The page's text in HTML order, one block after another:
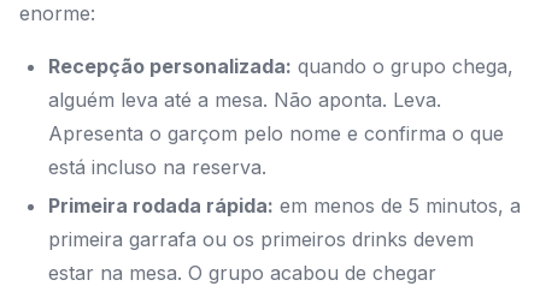
enorme:
Recepção personalizada: quando o grupo chega,
alguém leva até a mesa. Não aponta. Leva.
Apresenta o garçom pelo nome e confirma o que
está incluso na reserva.
Primeira rodada rápida: em menos de 5 minutos, a
primeira garrafa ou os primeiros drinks devem
estar na mesa. O grupo acabou de chegar